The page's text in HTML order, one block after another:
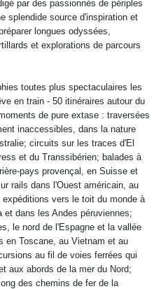
par des passionnés de périples
splendide source d'inspiration et
longues odyssées,
et explorations de parcours
toutes plus spectaculaires les
en train - 50 itinéraires autour du
de pure extase : traversées
inaccessibles, dans la nature
circuits sur les traces d'El
et du Transsibérien; balades à
pays provençal, en Suisse et
rails dans l'Ouest américain, au
vers le toit du monde à
et dans les Andes péruviennes;
le nord de l'Espagne et la vallée
en Toscane, au Vietnam et au
au fil de voies ferrées qui
aux abords de la mer du Nord;
des chemins de fer de la